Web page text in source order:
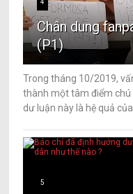
4
Chân dung
(P1)
Trong tháng 10/2019,
thành một tâm điểm chú
dư luận này là hệ quả của
5